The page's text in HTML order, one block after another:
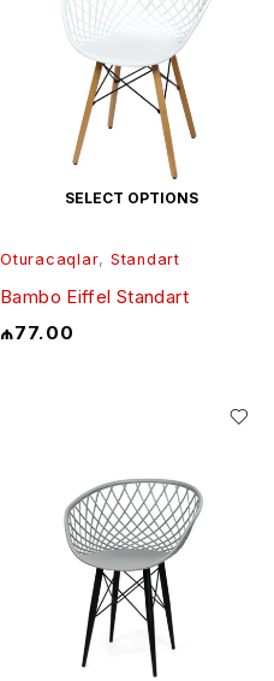
SELECT OPTIONS
Oturacaqlar, Standart
Bambo Eiffel Standart
₼77.00